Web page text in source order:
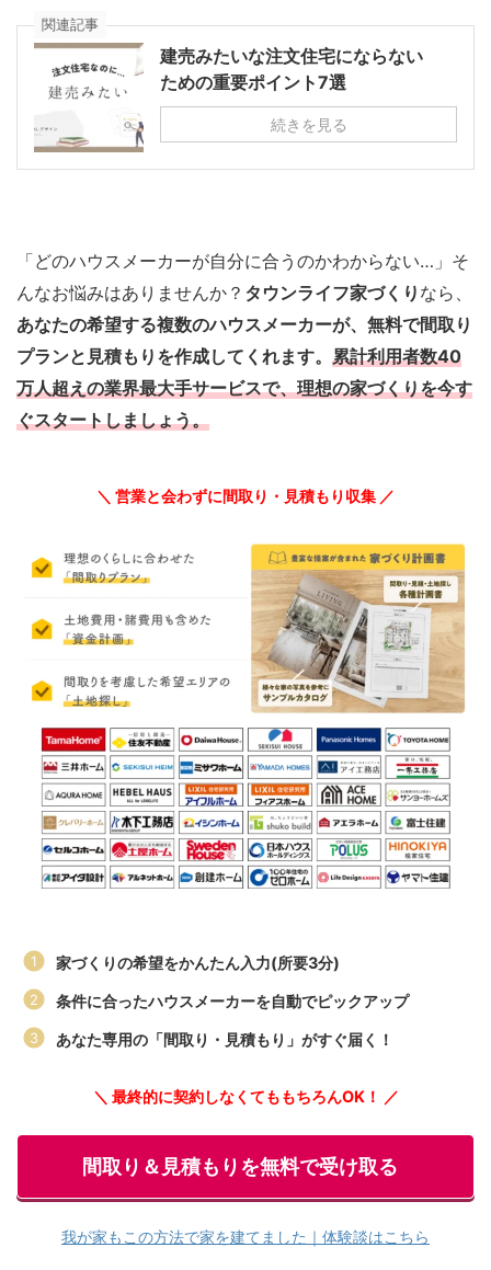
関連記事
建売みたいな注文住宅にならない
ための重要ポイント7選
続きを見る
「どのハウスメーカーが自分に合うのかわからない…」そ
んなお悩みはありませんか？ タウンライフ家づくり なら、
あなたの希望する複数のハウスメーカーが、無料で間取り
プランと見積もりを作成してくれます。 累計利用者数40
万人超えの業界最大手サービスで、理想の家づくりを今す
ぐスタートしましょう。
＼ 営業と会わずに間取り・見積もり収集 ／
家づくりの希望をかんたん入力(所要3分)
条件に合ったハウスメーカーを自動でピックアップ
あなた専用の「間取り・見積もり」がすぐ届く！
＼ 最終的に契約しなくてももちろんOK！ ／
間取り＆見積もりを無料で受け取る
我が家もこの方法で家を建てました｜体験談はこちら